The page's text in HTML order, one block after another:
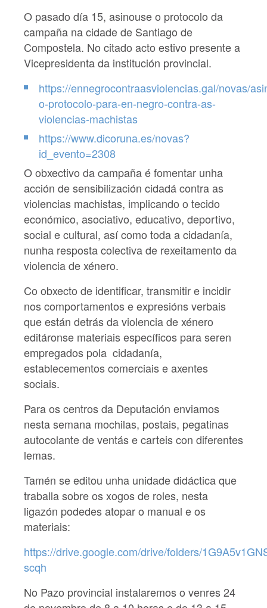
O pasado día 15, asinouse o protocolo da
campaña na cidade de Santiago de
Compostela. No citado acto estivo presente a
Vicepresidenta da institución provincial.
https://ennegrocontraasviolencias.gal/novas/
o-protocolo-para-en-negro-contra-as-
violencias-machistas
https://www.dicoruna.es/novas?
id_evento=2308
O obxectivo da campaña é fomentar unha
acción de sensibilización cidadá contra as
violencias machistas, implicando o tecido
económico, asociativo, educativo, deportivo,
social e cultural, así como toda a cidadanía,
nunha resposta colectiva de rexeitamento da
violencia de xénero.
Co obxecto de identificar, transmitir e incidir
nos comportamentos e expresións verbais
que están detrás da violencia de xénero
editáronse materiais específicos para seren
empregados pola cidadanía,
establecementos comerciais e axentes
sociais.
Para os centros da Deputación enviamos
nesta semana mochilas, postais, pegatinas
autocolante de ventás e carteis con diferentes
lemas.
Tamén se editou unha unidade didáctica que
traballa sobre os xogos de roles, nesta
ligazón podedes atopar o manual e os
materiais:
https://drive.google.com/drive/folders/
scqh
No Pazo provincial instalaremos o venres 24